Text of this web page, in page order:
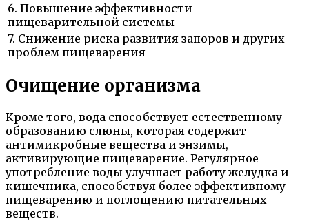
6. Повышение эффективности
пищеварительной системы
7. Снижение риска развития запоров и других
проблем пищеварения
Очищение организма
Кроме того, вода способствует естественному
образованию слюны, которая содержит
антимикробные вещества и энзимы,
активирующие пищеварение. Регулярное
употребление воды улучшает работу желудка и
кишечника, способствуя более эффективному
пищеварению и поглощению питательных
веществ.